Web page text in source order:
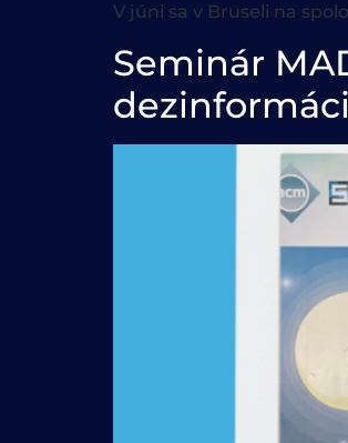
V júni sa v Bruseli na
Seminár